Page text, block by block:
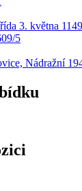
3. května 1149
5
Nádražní